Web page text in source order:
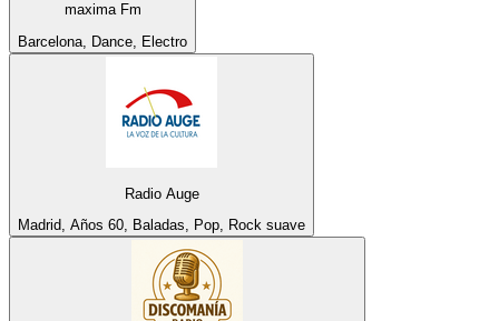
maxima Fm
Barcelona, Dance, Electro
Radio Auge
Madrid, Años 60, Baladas, Pop, Rock suave